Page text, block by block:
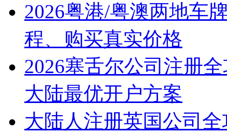
2026粤港/粤澳两地车
程、购买真实价格
2026塞舌尔公司注册
大陆最优开户方案
大陆人注册英国公司